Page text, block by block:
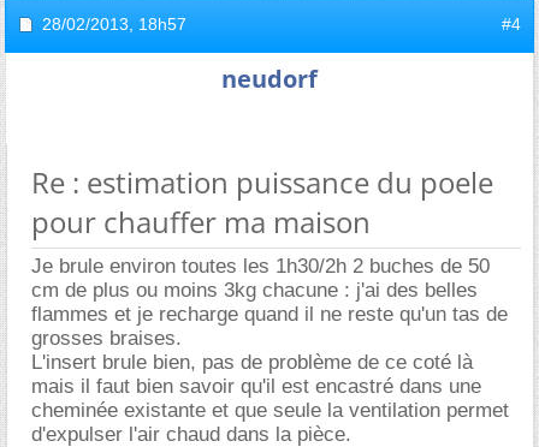
28/02/2013, 18h57 #4
neudorf
Re : estimation puissance du poele
pour chauffer ma maison
Je brule environ toutes les 1h30/2h 2 buches de 50
cm de plus ou moins 3kg chacune : j'ai des belles
flammes et je recharge quand il ne reste qu'un tas de
grosses braises.
L'insert brule bien, pas de problème de ce coté là
mais il faut bien savoir qu'il est encastré dans une
cheminée existante et que seule la ventilation permet
d'expulser l'air chaud dans la pièce.